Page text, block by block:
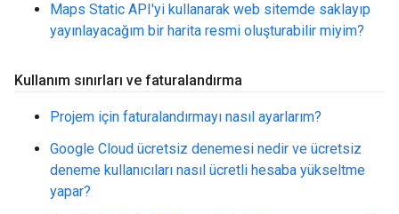
Maps Static API'yi kullanarak web sitemde saklayıp
yayınlayacağım bir harita resmi oluşturabilir miyim?
Kullanım sınırları ve faturalandırma
Projem için faturalandırmayı nasıl ayarlarım?
Google Cloud ücretsiz denemesi nedir ve ücretsiz
deneme kullanıcıları nasıl ücretli hesaba yükseltme
yapar?